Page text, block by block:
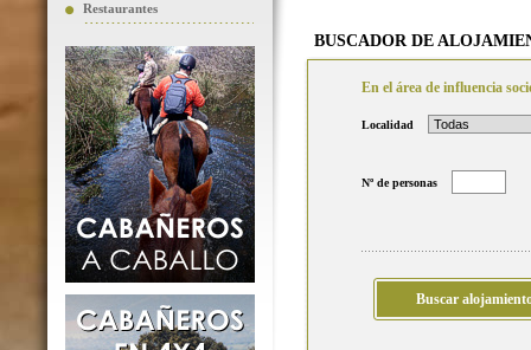
Restaurantes
BUSCADOR DE
En el área de influencia
Localidad
Nº de personas